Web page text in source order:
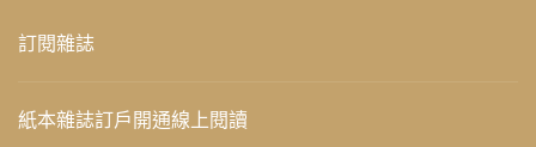
訂閱雜誌
紙本雜誌訂戶開通線上閱讀